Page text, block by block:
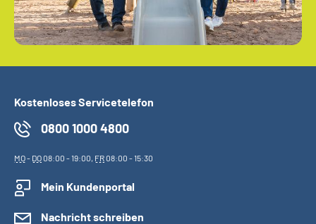
Kostenloses Servicetelefon
0800 1000 4800
MO- DO08:00 - 19:00, FR08:00 - 15:30
Mein Kundenportal
Nachricht schreiben